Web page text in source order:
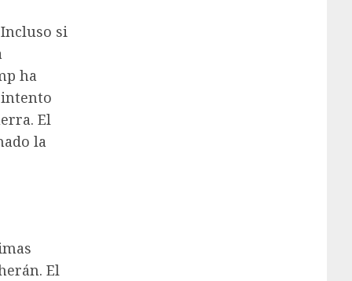
si
ha
El
la
El